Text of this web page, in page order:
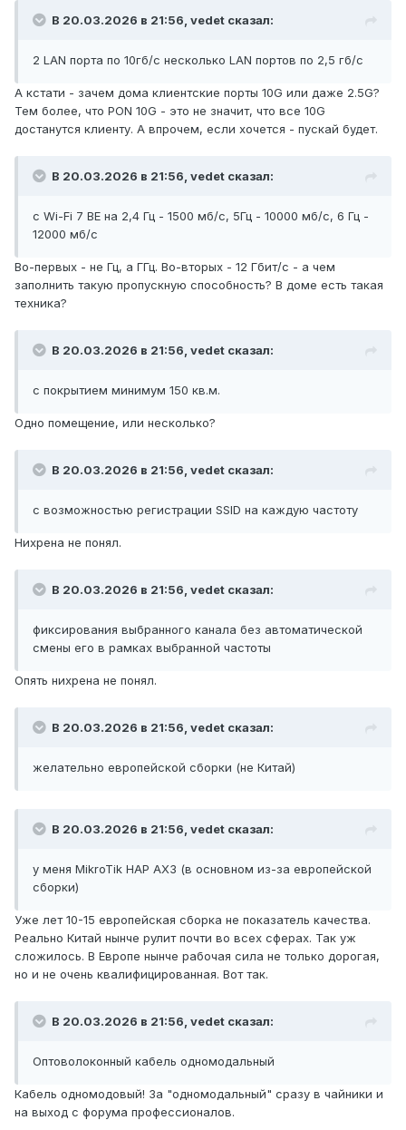
В 20.03.2026 в 21:56, vedet сказал:
2 LAN порта по 10гб/с несколько LAN портов по 2,5 гб/с
А кстати - зачем дома клиентские порты 10G или даже 2.5G?
Тем более, что PON 10G - это не значит, что все 10G
достанутся клиенту. А впрочем, если хочется - пускай будет.
В 20.03.2026 в 21:56, vedet сказал:
с Wi-Fi 7 BE на 2,4 Гц - 1500 мб/с, 5Гц - 10000 мб/с, 6 Гц -
12000 мб/с
Во-первых - не Гц, а ГГц. Во-вторых - 12 Гбит/с - а чем
заполнить такую пропускную способность? В доме есть такая
техника?
В 20.03.2026 в 21:56, vedet сказал:
с покрытием минимум 150 кв.м.
Одно помещение, или несколько?
В 20.03.2026 в 21:56, vedet сказал:
с возможностью регистрации SSID на каждую частоту
Нихрена не понял.
В 20.03.2026 в 21:56, vedet сказал:
фиксирования выбранного канала без автоматической
смены его в рамках выбранной частоты
Опять нихрена не понял.
В 20.03.2026 в 21:56, vedet сказал:
желательно европейской сборки (не Китай)
В 20.03.2026 в 21:56, vedet сказал:
у меня MikroTik HAP AX3 (в основном из-за европейской
сборки)
Уже лет 10-15 европейская сборка не показатель качества.
Реально Китай нынче рулит почти во всех сферах. Так уж
сложилось. В Европе нынче рабочая сила не только дорогая,
но и не очень квалифицированная. Вот так.
В 20.03.2026 в 21:56, vedet сказал:
Оптоволоконный кабель одномодальный
Кабель одномодовый! За "одномодальный" сразу в чайники и
на выход с форума профессионалов.